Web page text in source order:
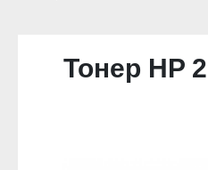
Тонер HP